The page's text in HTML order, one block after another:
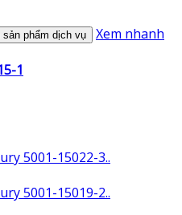
sản phẩm dịch vụ Xem nhanh
1
5001-15022-3..
5001-15019-2..